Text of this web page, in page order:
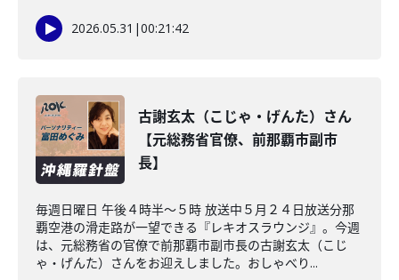
2026.05.31 |00:21:42
古謝玄太（こじゃ・げんた）さん
【元総務省官僚、前那覇市副市
長】
毎週日曜日 午後４時半～５時 放送中５月２４日放送分那
覇空港の滑走路が一望できる『レキオスラウンジ』。今週
は、元総務省の官僚で前那覇市副市長の古謝玄太（こじ
ゃ・げんた）さんをお迎えしました。おしゃべり...